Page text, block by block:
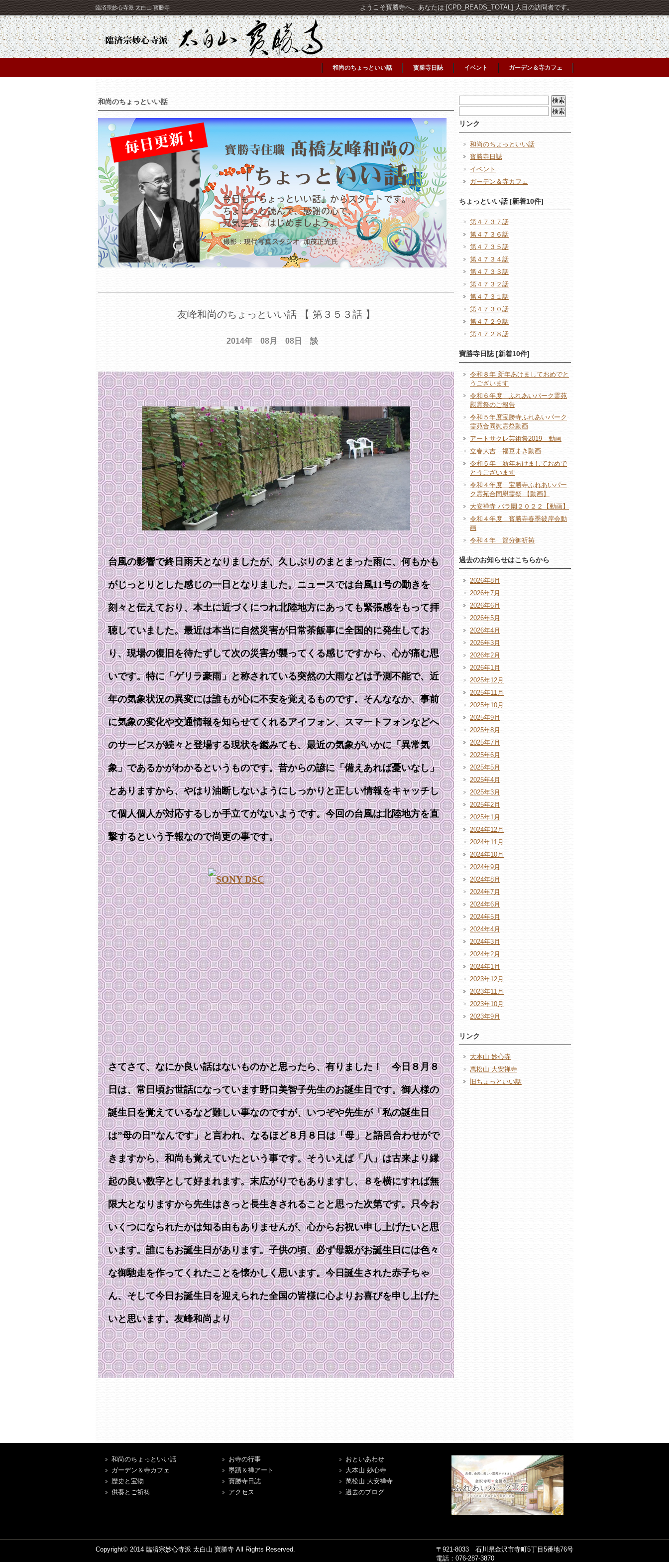
臨済宗妙心寺派 太白山 寳勝寺 ようこそ寳勝寺へ。あなたは [CPD_READS_TOTAL] 人目の訪問者です。
和尚のちょっといい話 寳勝寺日誌 イベント ガーデン＆寺カフェ
和尚のちょっといい話
友峰和尚のちょっといい話 【 第３５３話 】
2014年 08月 08日 談
台風の影響で終日雨天となりましたが、久しぶりのまとまった雨に、何もかも
がじっとりとした感じの一日となりました。ニュースでは台風11号の動きを
刻々と伝えており、本土に近づくにつれ北陸地方にあっても緊張感をもって拝
聴していました。最近は本当に自然災害が日常茶飯事に全国的に発生してお
り、現場の復旧を待たずして次の災害が襲ってくる感じですから、心が痛む思
いです。特に「ゲリラ豪雨」と称されている突然の大雨などは予測不能で、近
年の気象状況の異変には誰もが心に不安を覚えるものです。そんななか、事前
に気象の変化や交通情報を知らせてくれるアイフォン、スマートフォンなどへ
のサービスが続々と登場する現状を鑑みても、最近の気象がいかに「異常気
象」であるかがわかるというものです。昔からの諺に「備えあれば憂いなし」
とありますから、やはり油断しないようにしっかりと正しい情報をキャッチし
て個人個人が対応するしか手立てがないようです。今回の台風は北陸地方を直
撃するという予報なので尚更の事です。
さてさて、なにか良い話はないものかと思ったら、有りました！ 今日８月８
日は、常日頃お世話になっています野口美智子先生のお誕生日です。御人様の
誕生日を覚えているなど難しい事なのですが、いつぞや先生が「私の誕生日
は”母の日”なんです」と言われ、なるほど８月８日は「母」と語呂合わせがで
きますから、和尚も覚えていたという事です。そういえば「八」は古来より縁
起の良い数字として好まれます。末広がりでもありますし、８を横にすれば無
限大となりますから先生はきっと長生きされることと思った次第です。只今お
いくつになられたかは知る由もありませんが、心からお祝い申し上げたいと思
います。誰にもお誕生日があります。子供の頃、必ず母親がお誕生日には色々
な御馳走を作ってくれたことを懐かしく思います。今日誕生された赤子ちゃ
ん、そして今日お誕生日を迎えられた全国の皆様に心よりお喜びを申し上げた
いと思います。友峰和尚より
索:
索:
リンク
和尚のちょっといい話
寳勝寺日誌
イベント
ガーデン＆寺カフェ
ちょっといい話 [新着10件]
第４７３７話
第４７３６話
第４７３５話
第４７３４話
第４７３３話
第４７３２話
第４７３１話
第４７３０話
第４７２９話
第４７２８話
寶勝寺日誌 [新着10件]
令和８年 新年あけましておめでと
うございます
令和６年度 ふれあいパーク霊苑
慰霊祭のご報告
令和５年度宝勝寺ふれあいパーク
霊苑合同慰霊祭動画
アートサクレ芸術祭2019 動画
立春大吉 福豆まき動画
令和５年 新年あけましておめで
とうございます
令和４年度 宝勝寺ふれあいパー
ク霊苑合同慰霊祭 【動画】
大安禅寺 バラ園２０２２【動画】
令和４年度 寳勝寺春季彼岸会動
画
令和４年 節分御祈祷
過去のお知らせはこちらから
2026年8月
2026年7月
2026年6月
2026年5月
2026年4月
2026年3月
2026年2月
2026年1月
2025年12月
2025年11月
2025年10月
2025年9月
2025年8月
2025年7月
2025年6月
2025年5月
2025年4月
2025年3月
2025年2月
2025年1月
2024年12月
2024年11月
2024年10月
2024年9月
2024年8月
2024年7月
2024年6月
2024年5月
2024年4月
2024年3月
2024年2月
2024年1月
2023年12月
2023年11月
2023年10月
2023年9月
リンク
大本山 妙心寺
萬松山 大安禅寺
旧ちょっといい話
和尚のちょっといい話
ガーデン＆寺カフェ
歴史と宝物
供養とご祈祷
お寺の行事
墨蹟＆禅アート
寶勝寺日誌
アクセス
おといあわせ
大本山 妙心寺
萬松山 大安禅寺
過去のブログ
Copyright© 2014 臨済宗妙心寺派 太白山 寶勝寺 All Rights Reserved.
〒921-8033 石川県金沢市寺町5丁目5番地76号
電話：076-287-3870